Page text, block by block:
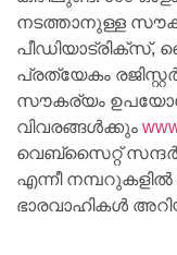
നടത്താനുള്ള
പീഡിയാട്രിക്‌സ്,
പ്രത്യേകം
സൗകര്യം
വിവരങ്ങൾക്കും
വെബ്‌സൈറ്റ്
എന്നീ
ഭാരവാഹികൾ